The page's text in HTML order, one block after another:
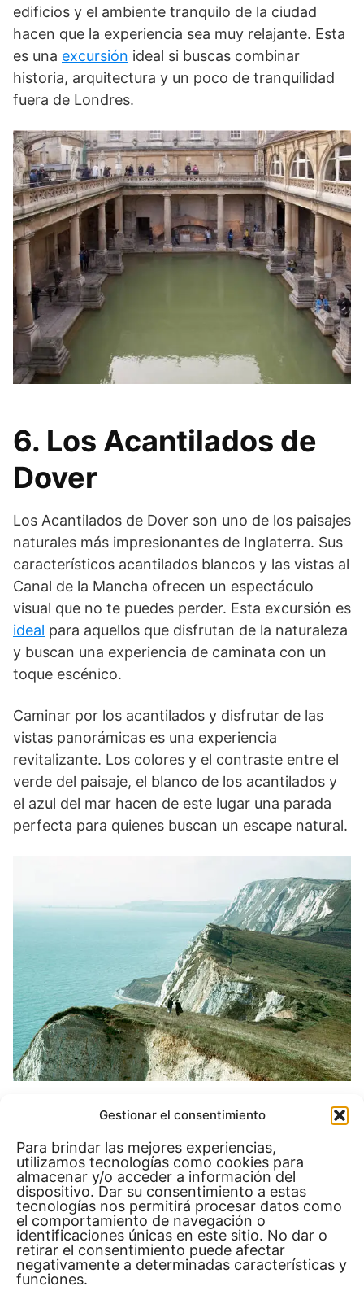
Gestionar el consentimiento
Para brindar las mejores experiencias,
utilizamos tecnologías como cookies para
almacenar y/o acceder a información del
dispositivo. Dar su consentimiento a estas
tecnologías nos permitirá procesar datos como
el comportamiento de navegación o
identificaciones únicas en este sitio. No dar o
retirar el consentimiento puede afectar
negativamente a determinadas características y
funciones.
edificios y el ambiente tranquilo de la ciudad
hacen que la experiencia sea muy relajante. Esta
es una excursión ideal si buscas combinar
historia, arquitectura y un poco de tranquilidad
fuera de Londres.
6. Los Acantilados de
Dover
Los Acantilados de Dover son uno de los paisajes
naturales más impresionantes de Inglaterra. Sus
característicos acantilados blancos y las vistas al
Canal de la Mancha ofrecen un espectáculo
visual que no te puedes perder. Esta excursión es
ideal para aquellos que disfrutan de la naturaleza
y buscan una experiencia de caminata con un
toque escénico.
Caminar por los acantilados y disfrutar de las
vistas panorámicas es una experiencia
revitalizante. Los colores y el contraste entre el
verde del paisaje, el blanco de los acantilados y
el azul del mar hacen de este lugar una parada
perfecta para quienes buscan un escape natural.
7. Cambridge
Cambridge, al igual que Oxford, es conocida por
su prestigiosa universidad y su ambiente
académico. La ciudad es especialmente famosa
por suscolleges históricosy por los paseos en
bote por el río Cam, una actividad que permite